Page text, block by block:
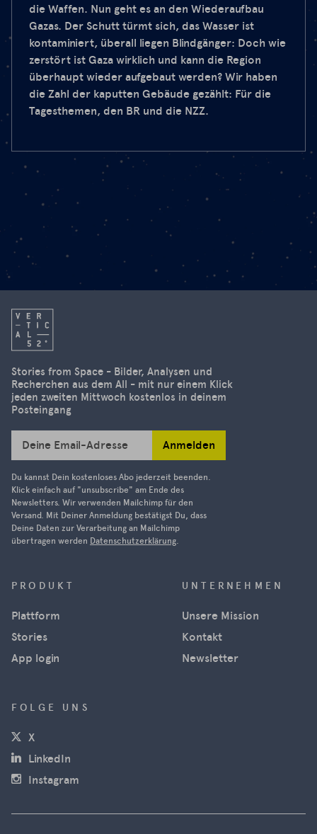
die Waffen. Nun geht es an den Wiederaufbau
Gazas. Der Schutt türmt sich, das Wasser ist
kontaminiert, überall liegen Blindgänger: Doch wie
zerstört ist Gaza wirklich und kann die Region
überhaupt wieder aufgebaut werden? Wir haben
die Zahl der kaputten Gebäude gezählt: Für die
Tagesthemen, den BR und die NZZ.
Stories from Space - Bilder, Analysen und
Recherchen aus dem All - mit nur einem Klick
jeden zweiten Mittwoch kostenlos in deinem
Posteingang
Deine Email-Adresse Anmelden
Du kannst Dein kostenloses Abo jederzeit beenden.
Klick einfach auf "unsubscribe" am Ende des
Newsletters. Wir verwenden Mailchimp für den
Versand. Mit Deiner Anmeldung bestätigst Du, dass
Deine Daten zur Verarbeitung an Mailchimp
übertragen werden Datenschutzerklärung.
PRODUKT
Plattform
Stories
App login
UNTERNEHMEN
Unsere Mission
Kontakt
Newsletter
FOLGE UNS
X(öffnet in neuem Fenster)
LinkedIn
Instagram